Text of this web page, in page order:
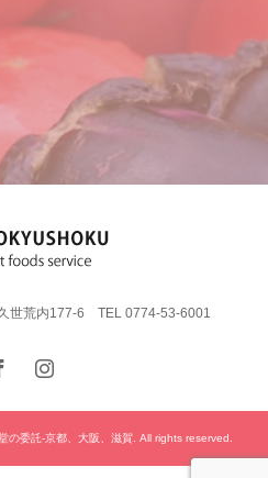
世荒内177-6 TEL 0774-53-6001
委託-京都、大阪、滋賀. All rights reserved.